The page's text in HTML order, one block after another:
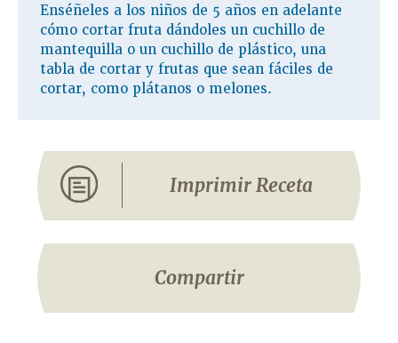
Enséñeles a los niños de 5 años en adelante
cómo cortar fruta dándoles un cuchillo de
mantequilla o un cuchillo de plástico, una
tabla de cortar y frutas que sean fáciles de
cortar, como plátanos o melones.
Imprimir Receta
Compartir